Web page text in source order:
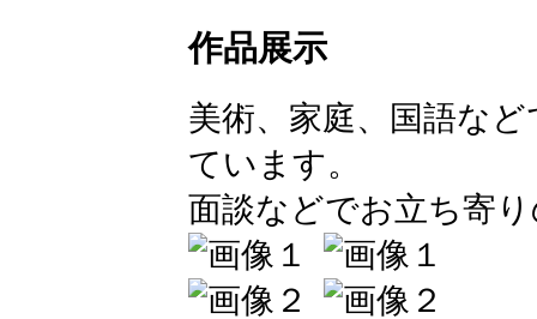
作品展示
美術、家庭、国語な
ています。
面談などでお立ち寄